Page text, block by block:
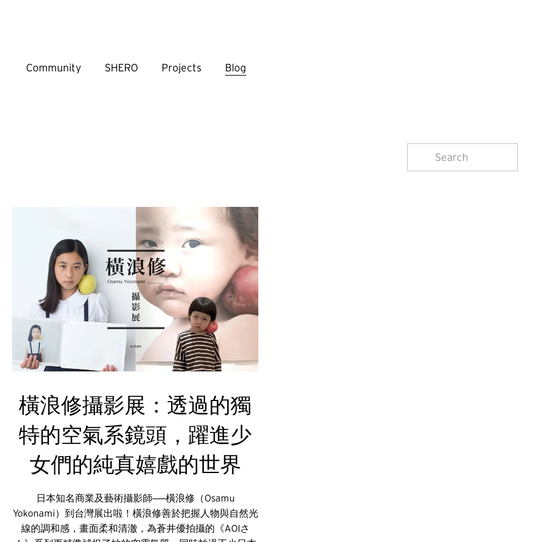
Community SHERO Projects Blog
橫浪修攝影展：透過的獨
特的空氣系鏡頭，躍進少
女們的純真嬉戲的世界
日本知名商業及藝術攝影師──橫浪修（Osamu
Yokonami）到台灣展出啦！橫浪修善於把握人物與自然光
線的調和感，畫面柔和清澈，為蒼井優拍攝的《AOIさ